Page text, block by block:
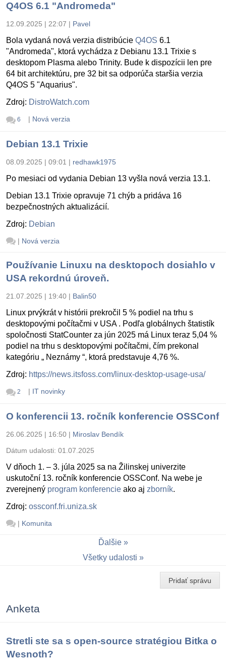
Q4OS 6.1 "Andromeda"
12.09.2025 | 22:07 | Pavel
Bola vydaná nová verzia distribúcie Q4OS 6.1
"Andromeda", ktorá vychádza z Debianu 13.1 Trixie s
desktopom Plasma alebo Trinity. Bude k dispozícii len pre
64 bit architektúru, pre 32 bit sa odporúča staršia verzia
Q4OS 5 "Aquarius".
Zdroj: DistroWatch.com
6 | Nová verzia
Debian 13.1 Trixie
08.09.2025 | 09:01 | redhawk1975
Po mesiaci od vydania Debian 13 vyšla nová verzia 13.1.
Debian 13.1 Trixie opravuje 71 chýb a pridáva 16
bezpečnostných aktualizácií.
Zdroj: Debian
| Nová verzia
Používanie Linuxu na desktopoch dosiahlo v
USA rekordnú úroveň.
21.07.2025 | 19:40 | Balin50
Linux prvýkrát v histórii prekročil 5 % podiel na trhu s
desktopovými počítačmi v USA . Podľa globálnych štatistík
spoločnosti StatCounter za jún 2025 má Linux teraz 5,04 %
podiel na trhu s desktopovými počítačmi, čím prekonal
kategóriu „ Neznámy “, ktorá predstavuje 4,76 %.
Zdroj: https://news.itsfoss.com/linux-desktop-usage-usa/
2 | IT novinky
O konferencii 13. ročník konferencie OSSConf
26.06.2025 | 16:50 | Miroslav Bendík
Dátum udalosti: 01.07.2025
V dňoch 1. – 3. júla 2025 sa na Žilinskej univerzite
uskutoční 13. ročník konferencie OSSConf. Na webe je
zverejnený program konferencie ako aj zborník.
Zdroj: ossconf.fri.uniza.sk
| Komunita
Ďalšie
Všetky udalosti
Pridať správu
Anketa
Stretli ste sa s open-source stratégiou Bitka o
Wesnoth?